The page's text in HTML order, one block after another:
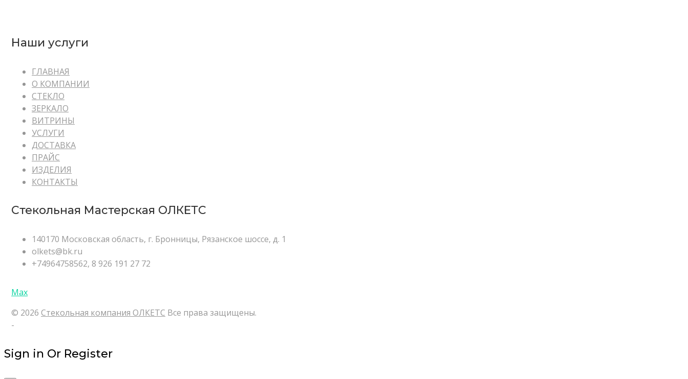
Наши услуги
ГЛАВНАЯ
О КОМПАНИИ
СТЕКЛО
ЗЕРКАЛО
ВИТРИНЫ
УСЛУГИ
ДОСТАВКА
ПРАЙС
ИЗДЕЛИЯ
КОНТАКТЫ
Стекольная Мастерская ОЛКЕТС
140170 Московская область, г. Бронницы, Рязанское шоссе, д. 1
olkets@bk.ru
+74964758562, 8 926 191 27 72
Max
© 2026 Стекольная компания ОЛКЕТС Все права защищены.
-
Sign in Or Register